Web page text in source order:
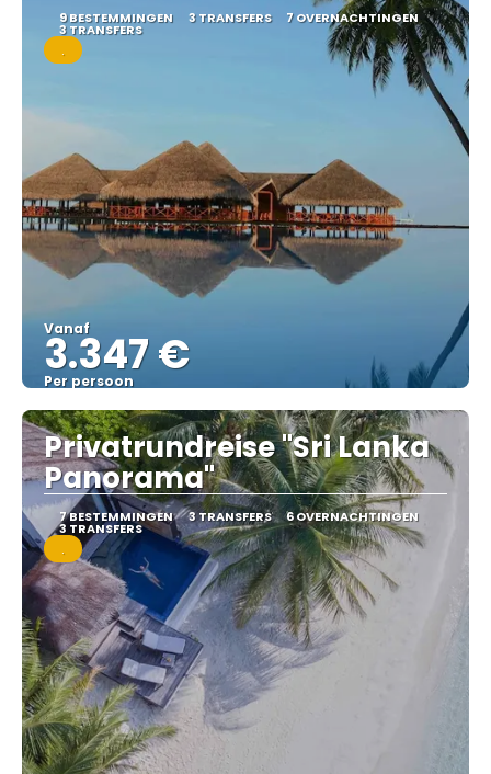
9 BESTEMMINGEN 3 TRANSFERS 7 OVERNACHTINGEN
3 TRANSFERS
.
Vanaf
3.347 €
Per persoon
Bekijk
Privatrundreise "Sri Lanka
Panorama"
7 BESTEMMINGEN 3 TRANSFERS 6 OVERNACHTINGEN
3 TRANSFERS
.